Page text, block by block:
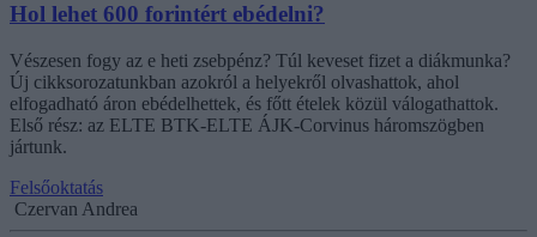
Hol lehet 600 forintért ebédelni?
Vészesen fogy az e heti zsebpénz? Túl keveset fizet a diákmunka?
Új cikksorozatunkban azokról a helyekről olvashattok, ahol
elfogadható áron ebédelhettek, és főtt ételek közül válogathattok.
Első rész: az ELTE BTK-ELTE ÁJK-Corvinus háromszögben
jártunk.
Felsőoktatás
Czervan Andrea